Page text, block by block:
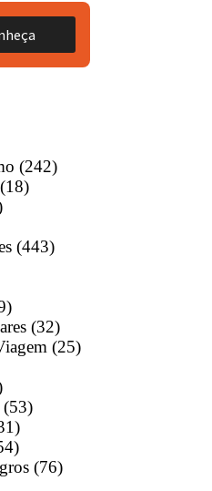
(242)
(18)
(443)
(32)
(25)
(53)
(76)